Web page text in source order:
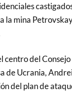
la mina
centro del
de Ucrania,
del plan de